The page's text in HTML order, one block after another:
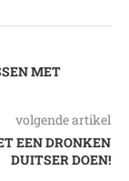
MET
volgende artikel
EEN DRONKEN
DUITSER DOEN!